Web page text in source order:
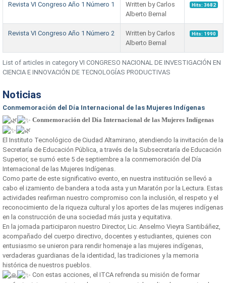
List of articles in category VI CONGRESO NACIONAL DE INVESTIGACIÓN EN
CIENCIA E INNOVACIÓN DE TECNOLOGÍAS PRODUCTIVAS
Revista VI Congreso Año 1 Número 1
Written by Carlos
Alberto Bernal
Hits: 3682
Revista VI Congreso Año 1 Número 2
Written by Carlos
Alberto Bernal
Hits: 1990
Noticias
Conmemoración del Día Internacional de las Mujeres Indígenas
Conmemoración del Día Internacional de las Mujeres Indígenas
El Instituto Tecnológico de Ciudad Altamirano, atendiendo la invitación de la
Secretaría de Educación Pública, a través de la Subsecretaría de Educación
Superior, se sumó este 5 de septiembre a la conmemoración del Día
Internacional de las Mujeres Indígenas.
Como parte de este significativo evento, en nuestra institución se llevó a
cabo el izamiento de bandera a toda asta y un Maratón por la Lectura. Estas
actividades reafirman nuestro compromiso con la inclusión, el respeto y el
reconocimiento de la riqueza cultural y los aportes de las mujeres indígenas
en la construcción de una sociedad más justa y equitativa.
En la jornada participaron nuestro Director, Lic. Anselmo Vieyra Santibáñez,
acompañado del cuerpo directivo, docentes y estudiantes, quienes con
entusiasmo se unieron para rendir homenaje a las mujeres indígenas,
verdaderas guardianas de la identidad, las tradiciones y la memoria
histórica de nuestros pueblos.
Con estas acciones, el ITCA refrenda su misión de formar